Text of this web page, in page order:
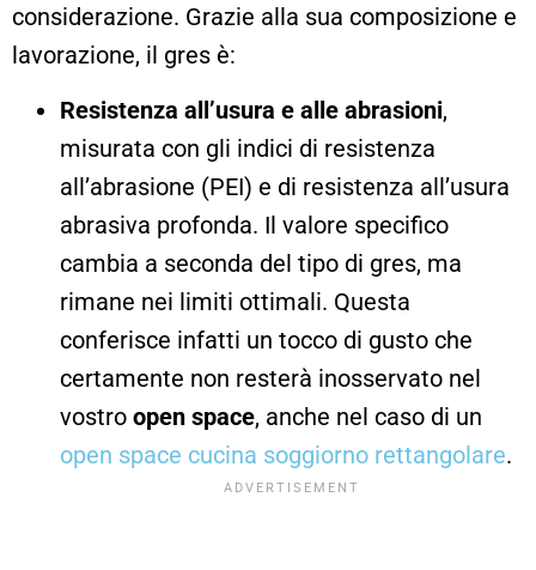
considerazione. Grazie alla sua composizione e
lavorazione, il gres è:
Resistenza all’usura e alle abrasioni,
misurata con gli indici di resistenza
all’abrasione (PEI) e di resistenza all’usura
abrasiva profonda. Il valore specifico
cambia a seconda del tipo di gres, ma
rimane nei limiti ottimali. Questa
conferisce infatti un tocco di gusto che
certamente non resterà inosservato nel
vostro open space, anche nel caso di un
open space cucina soggiorno rettangolare.